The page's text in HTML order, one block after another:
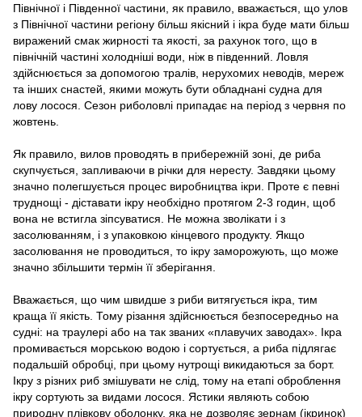
Північної і Південної частини, як правило, вважається, що улов
з Північної частини регіону більш якісний і ікра буде мати більш
виражений смак жирності та якості, за рахунок того, що в
північній частині холодніші води, ніж в південний. Ловля
здійснюється за допомогою тралів, нерухомих неводів, мереж
та інших снастей, якими можуть бути обладнані судна для
лову лосося. Сезон риболовлі припадає на період з червня по
жовтень.
Як правило, вилов проводять в прибережній зоні, де риба
скупчується, запливаючи в річки для нересту. Завдяки цьому
значно полегшується процес виробництва ікри. Проте є певні
труднощі - діставати ікру необхідно протягом 2-3 годин, щоб
вона не встигла зіпсуватися. Не можна зволікати і з
засолюванням, і з упаковкою кінцевого продукту. Якщо
засолювання не проводиться, то ікру заморожують, що може
значно збільшити термін її зберігання.
Вважається, що чим швидше з риби витягується ікра, тим
краща її якість. Тому різання здійснюється безпосередньо на
судні: на траулері або на так званих «плавучих заводах». Ікра
промивається морською водою і сортується, а риба підлягає
подальшій обробці, при цьому нутрощі викидаються за борт.
Ікру з різних риб змішувати не слід, тому на етапі оброблення
ікру сортують за видами лосося. Ястики являють собою
природну плівкову оболонку, яка не дозволяє зернам (ікринок)